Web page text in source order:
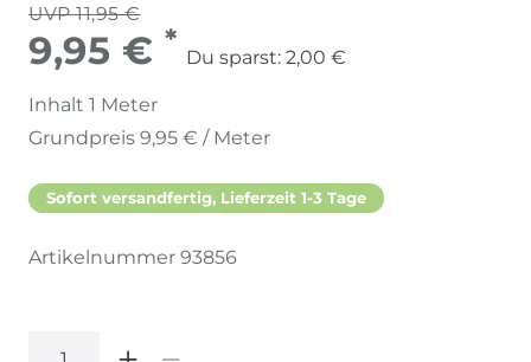
UVP 11,95 €
9,95 € *
Du sparst: 2,00 €
Inhalt 1 Meter
Grundpreis 9,95 € / Meter
Sofort versandfertig, Lieferzeit 1-3 Tage
Artikelnummer 93856